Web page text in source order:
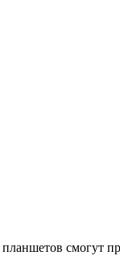
смогут